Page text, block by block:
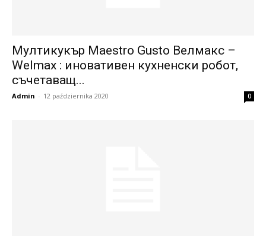
Мултикукър Maestro Gusto Велмакс –
Welmax : иновативен кухненски робот,
съчетаващ...
Admin - 12 października 2020 0